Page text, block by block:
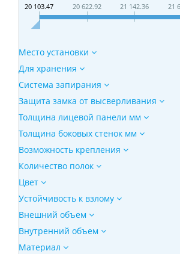
20 103.47 20 622.92 21 142.36 21
Место установки
Для хранения
Система запирания
Защита замка от высверливания
Толщина лицевой панели мм
Толщина боковых стенок мм
Возможность крепления
Количество полок
Цвет
Устойчивость к взлому
Внешний объем
Внутренний объем
Материал